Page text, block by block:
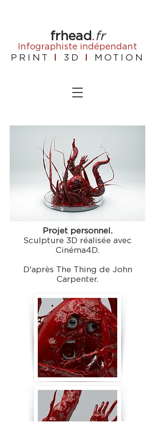
frhead .fr
Infographiste indépendant
PRINT 3D MOTION
Projet personnel.
Sculpture 3D réalisée avec
Cinéma4D.
D'après The Thing de John
Carpenter.